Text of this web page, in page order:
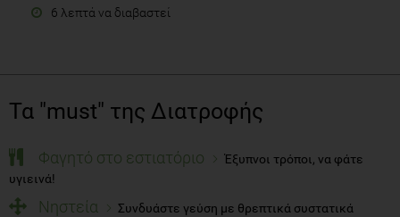
6 λεπτά να διαβαστεί
Τα "must" της Διατροφής
Φαγητό στο εστιατόριο
Έξυπνοι τρόποι, να φάτε
υγιεινά!
Νηστεία Συνδυάστε γεύση με θρεπτικά συστατικά